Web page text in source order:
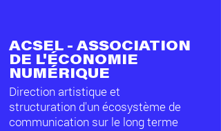
ACSEL - ASSOCIATION
DE L'ÉCONOMIE
NUMÉRIQUE
Direction artistique et
structuration d'un écosystème de
communication sur le long terme